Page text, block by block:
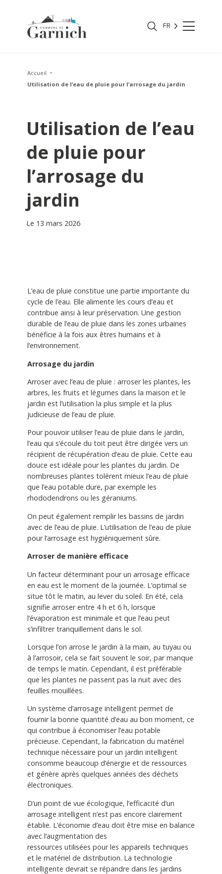
FR
Accueil
Utilisation de l’eau de pluie pour l’arrosage du jardin
Utilisation de l’eau
de pluie pour
l’arrosage du
jardin
Le 13 mars 2026
L’eau de pluie constitue une partie importante du
cycle de l’eau. Elle alimente les cours d’eau et
contribue ainsi à leur préservation. Une gestion
durable de l’eau de pluie dans les zones urbaines
bénéficie à la fois aux êtres humains et à
l’environnement.
Arrosage du jardin
Arroser avec l’eau de pluie : arroser les plantes, les
arbres, les fruits et légumes dans la maison et le
jardin est l’utilisation la plus simple et la plus
judicieuse de l’eau de pluie.
Pour pouvoir utiliser l’eau de pluie dans le jardin,
l’eau qui s’écoule du toit peut être dirigée vers un
récipient de récupération d’eau de pluie. Cette eau
douce est idéale pour les plantes du jardin. De
nombreuses plantes tolèrent mieux l’eau de pluie
que l’eau potable dure, par exemple les
rhododendrons ou les géraniums.
On peut également remplir les bassins de jardin
avec de l’eau de pluie. L’utilisation de l’eau de pluie
pour l’arrosage est hygiéniquement sûre.
Arroser de manière efficace
Un facteur déterminant pour un arrosage efficace
en eau est le moment de la journée. L’optimal se
situe tôt le matin, au lever du soleil. En été, cela
signifie arroser entre 4 h et 6 h, lorsque
l’évaporation est minimale et que l’eau peut
s’infiltrer tranquillement dans le sol.
Lorsque l’on arrose le jardin à la main, au tuyau ou
à l’arrosoir, cela se fait souvent le soir, par manque
de temps le matin. Cependant, il est préférable
que les plantes ne passent pas la nuit avec des
feuilles mouillées.
Un système d’arrosage intelligent permet de
fournir la bonne quantité d’eau au bon moment, ce
qui contribue à économiser l’eau potable
précieuse. Cependant, la fabrication du matériel
technique nécessaire pour un jardin intelligent
consomme beaucoup d’énergie et de ressources
et génère après quelques années des déchets
électroniques.
D’un point de vue écologique, l’efficacité d’un
arrosage intelligent n’est pas encore clairement
établie. L’économie d’eau doit être mise en balance
avec l’augmentation des
ressources utilisées pour les appareils techniques
et le matériel de distribution. La technologie
intelligente devrait se répandre dans les jardins